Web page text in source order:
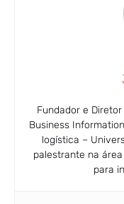
Fundador e
Business
logística –
palestrante na
para